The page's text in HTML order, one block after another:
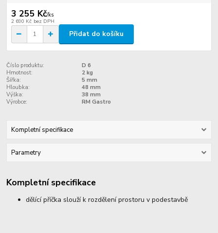
3 255 Kč/ks
2 690 Kč bez DPH
Přidat do košíku
Číslo produktu:
D 6
Hmotnost:
2 kg
Šířka:
5 mm
Hloubka:
48 mm
Výška:
38 mm
Výrobce:
RM Gastro
Kompletní specifikace
Parametry
Kompletní specifikace
dělící příčka slouží k rozdělení prostoru v podestavbě